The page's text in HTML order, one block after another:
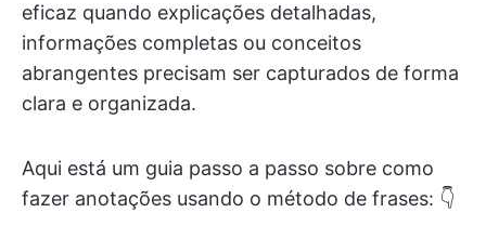
eficaz quando explicações detalhadas,
informações completas ou conceitos
abrangentes precisam ser capturados de forma
clara e organizada.
Aqui está um guia passo a passo sobre como
fazer anotações usando o método de frases: 👇